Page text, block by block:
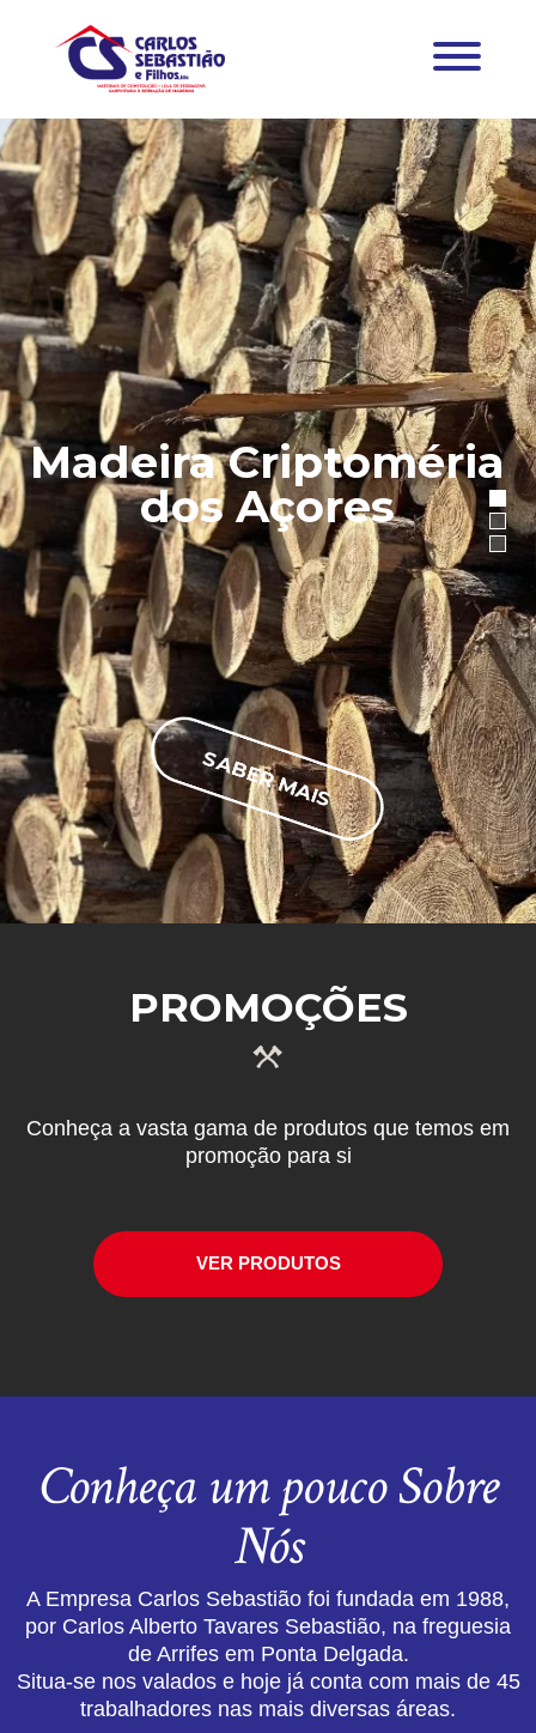
Madeira Criptoméria
dos Açores
SABER MAIS
PROMOÇÕES
Conheça a vasta gama de produtos que temos em
promoção para si
VER PRODUTOS
Conheça um pouco Sobre
Nós
A Empresa Carlos Sebastião foi fundada em 1988,
por Carlos Alberto Tavares Sebastião, na freguesia
de Arrifes em Ponta Delgada.
Situa-se nos valados e hoje já conta com mais de 45
trabalhadores nas mais diversas áreas.